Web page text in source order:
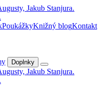
PoukážkyKnižný blogKontakt
Doplnky